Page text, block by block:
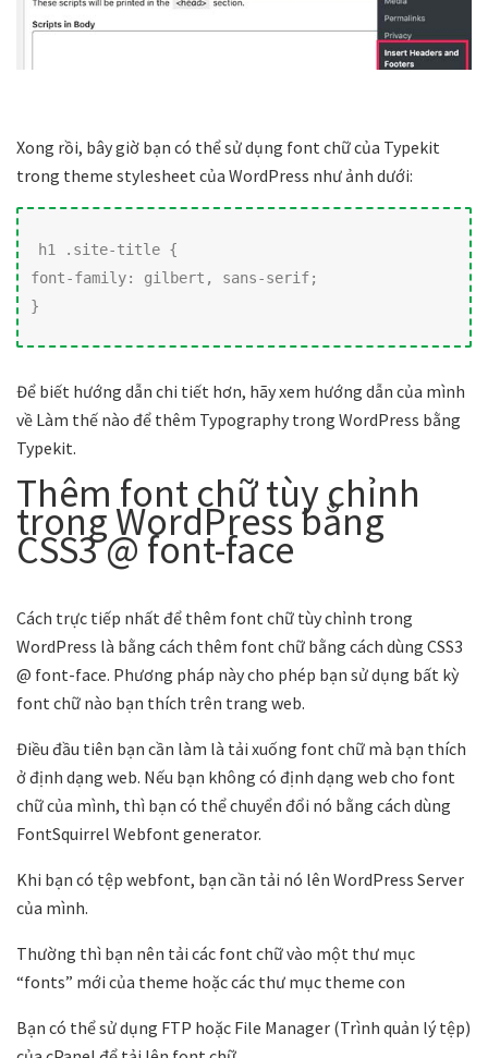
Xong rồi, bây giờ bạn có thể sử dụng font chữ của Typekit
trong theme stylesheet của WordPress như ảnh dưới:
h1 .site-title {
font-family: gilbert, sans-serif;
}
Để biết hướng dẫn chi tiết hơn, hãy xem hướng dẫn của mình
về Làm thế nào để thêm Typography trong WordPress bằng
Typekit.
Thêm font chữ tùy chỉnh
trong WordPress bằng
CSS3 @ font-face
Cách trực tiếp nhất để thêm font chữ tùy chỉnh trong
WordPress là bằng cách thêm font chữ bằng cách dùng CSS3
@ font-face. Phương pháp này cho phép bạn sử dụng bất kỳ
font chữ nào bạn thích trên trang web.
Điều đầu tiên bạn cần làm là tải xuống font chữ mà bạn thích
ở định dạng web. Nếu bạn không có định dạng web cho font
chữ của mình, thì bạn có thể chuyển đổi nó bằng cách dùng
FontSquirrel Webfont generator.
Khi bạn có tệp webfont, bạn cần tải nó lên WordPress Server
của mình.
Thường thì bạn nên tải các font chữ vào một thư mục
“fonts” mới của theme hoặc các thư mục theme con
Bạn có thể sử dụng FTP hoặc File Manager (Trình quản lý tệp)